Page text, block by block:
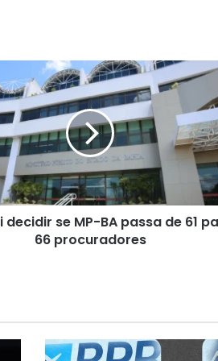
decidir se MP-BA passa de 61
66 procuradores